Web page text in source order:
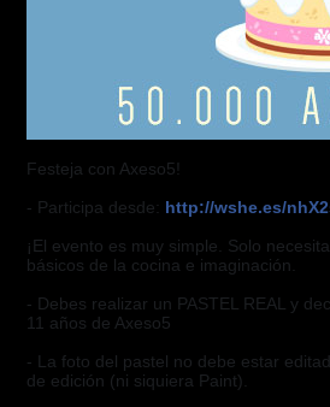
Festeja con Axeso5!
- Participa desde: http://wshe.es/
¡El evento es muy simple. Solo
básicos de la cocina e imaginación.
- Debes realizar un PASTEL REAL y
11 años de Axeso5
- La foto del pastel no debe estar
de edición (ni siquiera Paint).